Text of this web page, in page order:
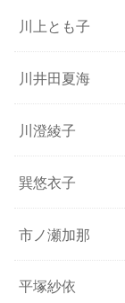
川上とも子
川井田夏海
川澄綾子
巽悠衣子
市ノ瀬加那
平塚紗依